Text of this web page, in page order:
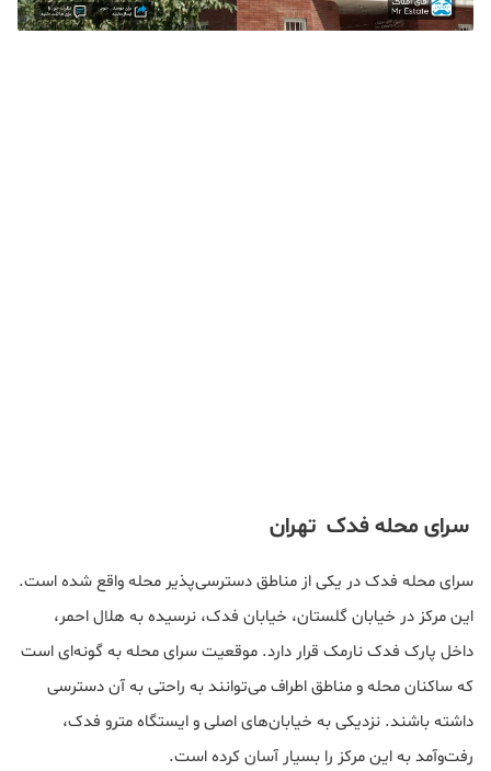
سرای محله فدک تهران
سرای محله فدک در یکی از مناطق دسترسی‌پذیر محله واقع شده است.
این مرکز در خیابان گلستان، خیابان فدک، نرسیده به هلال احمر،
داخل پارک فدک نارمک قرار دارد. موقعیت سرای محله به گونه‌ای است
که ساکنان محله و مناطق اطراف می‌توانند به راحتی به آن دسترسی
داشته باشند. نزدیکی به خیابان‌های اصلی و ایستگاه مترو فدک،
رفت‌وآمد به این مرکز را بسیار آسان کرده است.